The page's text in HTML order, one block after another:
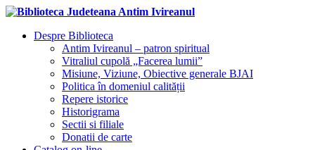
Despre Biblioteca
Antim Ivireanul – patron spiritual
Vitraliul cupolă „Facerea lumii”
Misiune, Viziune, Obiective generale BJAI
Politica în domeniul calității
Repere istorice
Historigrama
Sectii si filiale
Donatii de carte